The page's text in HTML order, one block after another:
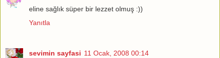
eline sağlık süper bir lezzet olmuş :))
Yanıtla
sevimin sayfasi 11 Ocak, 2008 00:14